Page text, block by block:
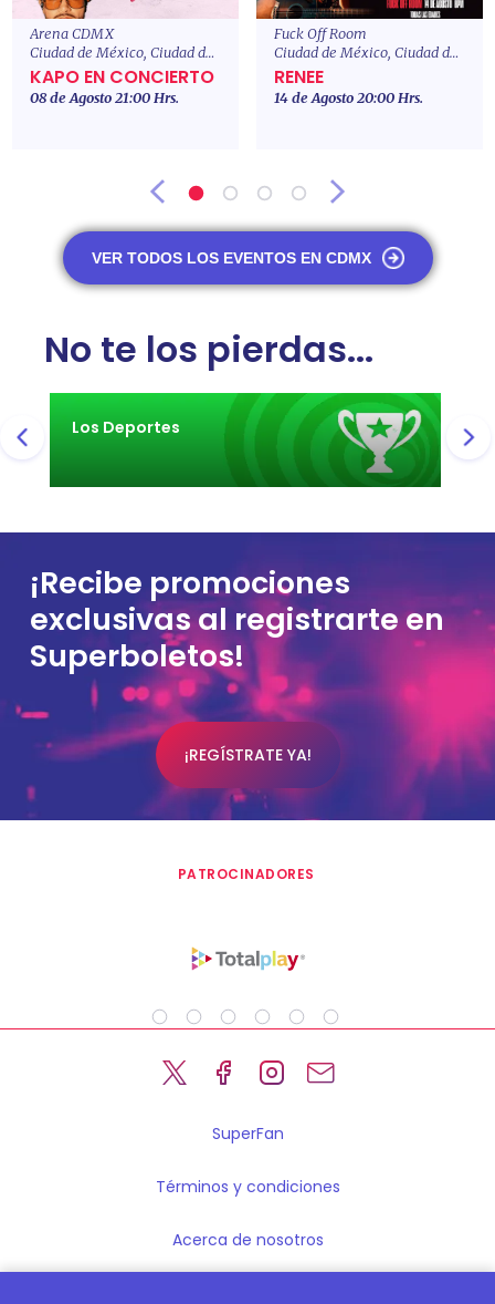
Arena CDMX
Ciudad de México, Ciudad de Mexico
KAPO EN CONCIERTO
08 de Agosto 21:00 Hrs.
Fuck Off Room
Ciudad de México, Ciudad de Mexico
RENEE
14 de Agosto 20:00 Hrs.
VER TODOS LOS EVENTOS EN CDMX
No te los pierdas...
Los Deportes
¡Recibe promociones
exclusivas al registrarte en
Superboletos!
¡REGÍSTRATE YA!
PATROCINADORES
SuperFan
Términos y condiciones
Acerca de nosotros